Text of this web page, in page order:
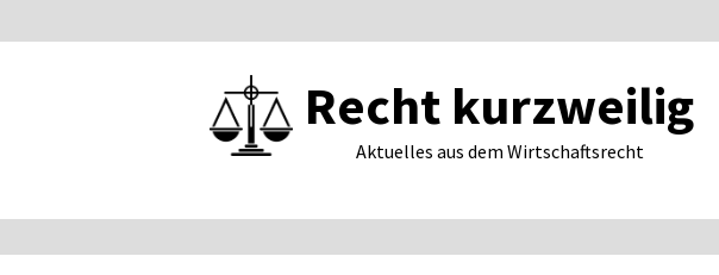
Recht kurzweilig
Aktuelles aus dem Wirtschaftsrecht